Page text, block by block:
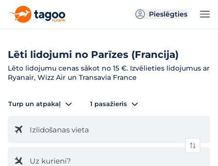
Pieslēgties
Lēti lidojumi no Parīzes (Francija)
Lēto lidojumu cenas sākot no 15 €. Izvēlieties lidojumus ar
Ryanair, Wizz Air un Transavia France
Turp un atpakaļ 1 pasažieris
Izlidošanas vieta
Uz kurieni?